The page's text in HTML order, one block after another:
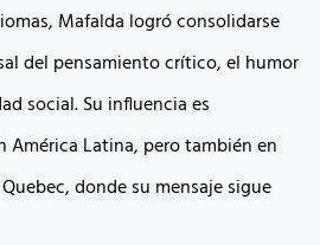
Mafalda logró consolidarse
del pensamiento crítico, el humor
social. Su influencia es
Latina, pero también en
donde su mensaje sigue